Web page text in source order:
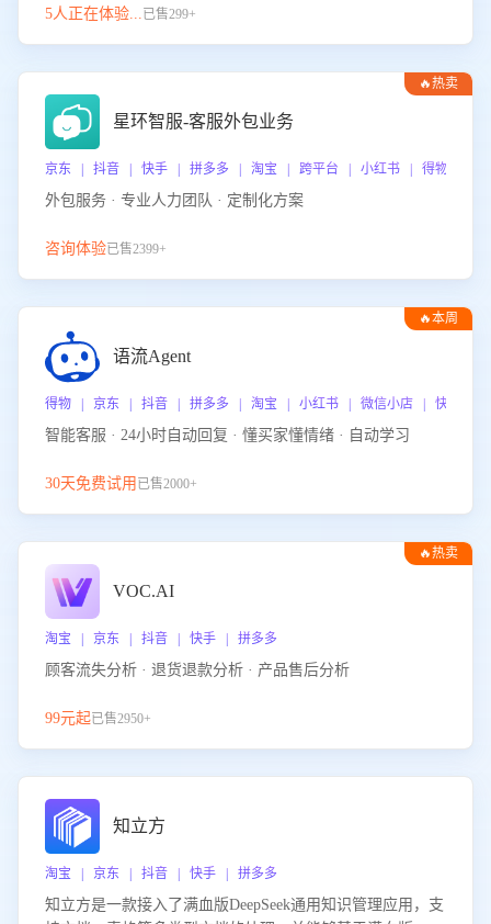
5人正在体验...已售299+
🔥热卖
星环智服-客服外包业务
京东 | 抖音 | 快手 | 拼多多 | 淘宝 | 跨平台 | 小红书 | 得物 | 企
外包服务 · 专业人力团队 · 定制化方案
咨询体验已售2399+
🔥本周
语流Agent
得物 | 京东 | 抖音 | 拼多多 | 淘宝 | 小红书 | 微信小店 | 快手 |
智能客服 · 24小时自动回复 · 懂买家懂情绪 · 自动学习
30天免费试用 已售2000+
🔥热卖
VOC.AI
淘宝 | 京东 | 抖音 | 快手 | 拼多多
顾客流失分析 · 退货退款分析 · 产品售后分析
99元起已售2950+
知立方
淘宝 | 京东 | 抖音 | 快手 | 拼多多
知立方是一款接入了满血版DeepSeek通用知识管理应用，支